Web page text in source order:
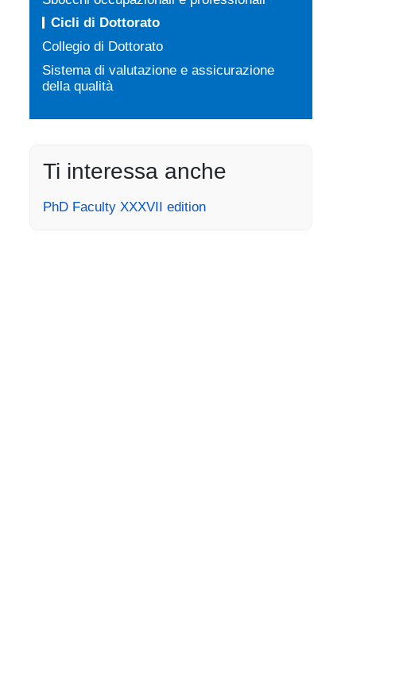
Cicli di Dottorato
Collegio di Dottorato
Sistema di valutazione e assicurazione
della qualità
Ti interessa anche
PhD Faculty XXXVII edition